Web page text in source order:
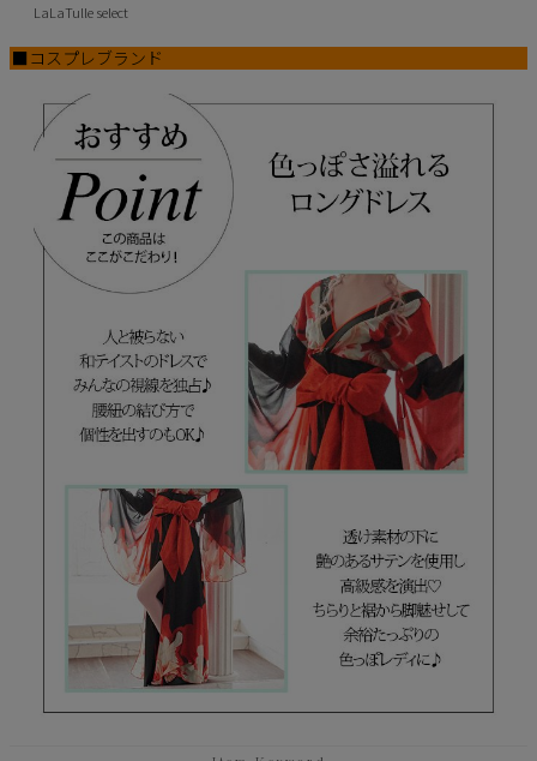
LaLaTulle select
■コスプレブランド